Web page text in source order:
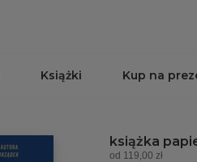
Książki Kup na
książka
od 119,00 zł